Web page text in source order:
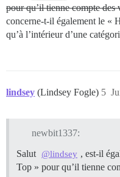
pour qu’il tienne compte des
concerne-t-il également le «
qu’à l’intérieur d’une
lindsey (Lindsey Fogle) 5
newbit1337:
Salut @lindsey , est-il
Top » pour qu’il tienne